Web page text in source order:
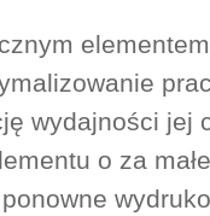
wydajności jej
o za